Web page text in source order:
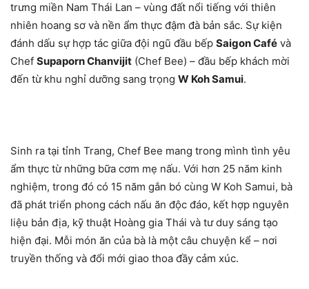
trưng miền Nam Thái Lan – vùng đất nổi tiếng với thiên
nhiên hoang sơ và nền ẩm thực đậm đà bản sắc. Sự kiện
đánh dấu sự hợp tác giữa đội ngũ đầu bếp Saigon Café và
Chef Supaporn Chanvijit (Chef Bee) – đầu bếp khách mời
đến từ khu nghỉ dưỡng sang trọng W Koh Samui.
Sinh ra tại tỉnh Trang, Chef Bee mang trong mình tình yêu
ẩm thực từ những bữa cơm mẹ nấu. Với hơn 25 năm kinh
nghiệm, trong đó có 15 năm gắn bó cùng W Koh Samui, bà
đã phát triển phong cách nấu ăn độc đáo, kết hợp nguyên
liệu bản địa, kỹ thuật Hoàng gia Thái và tư duy sáng tạo
hiện đại. Mỗi món ăn của bà là một câu chuyện kể – nơi
truyền thống và đổi mới giao thoa đầy cảm xúc.